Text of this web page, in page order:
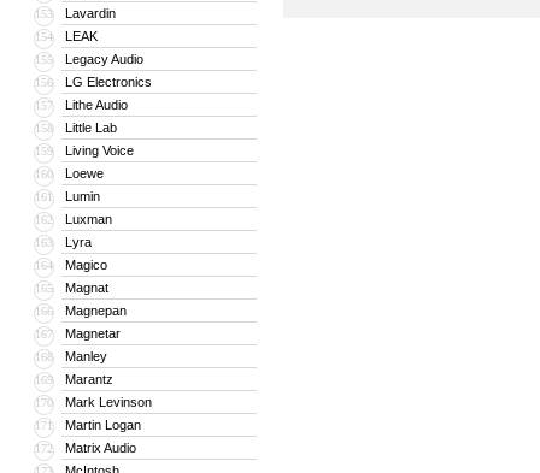
153 Lavardin
154 LEAK
155 Legacy Audio
156 LG Electronics
157 Lithe Audio
158 Little Lab
159 Living Voice
160 Loewe
161 Lumin
162 Luxman
163 Lyra
164 Magico
165 Magnat
166 Magnepan
167 Magnetar
168 Manley
169 Marantz
170 Mark Levinson
171 Martin Logan
172 Matrix Audio